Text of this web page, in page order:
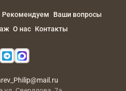
Рекомендуем
Ваши вопросы
О нас Контакты